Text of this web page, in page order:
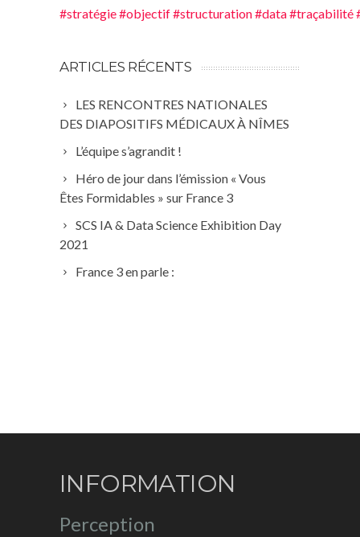
#stratégie#objectif#structuration#data#traçabilité
ARTICLES RÉCENTS
LES RENCONTRES NATIONALES
DES DIAPOSITIFS MÉDICAUX À NÎMES
L’équipe s’agrandit !
Héro de jour dans l’émission « Vous
Êtes Formidables » sur France 3
SCS IA & Data Science Exhibition Day
2021
France 3 en parle :
INFORMATION
Perception